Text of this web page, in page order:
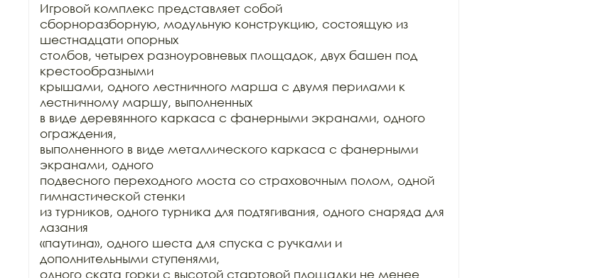
Игровой комплекс представляет собой
сборноразборную, модульную конструкцию, состоящую из
шестнадцати опорных
столбов, четырех разноуровневых площадок, двух башен под
крестообразными
крышами, одного лестничного марша с двумя перилами к
лестничному маршу, выполненных
в виде деревянного каркаса с фанерными экранами, одного
ограждения,
выполненного в виде металлического каркаса с фанерными
экранами, одного
подвесного переходного моста со страховочным полом, одной
гимнастической стенки
из турников, одного турника для подтягивания, одного снаряда для
лазания
«паутина», одного шеста для спуска с ручками и
дополнительными ступенями,
одного ската горки с высотой стартовой площадки не менее